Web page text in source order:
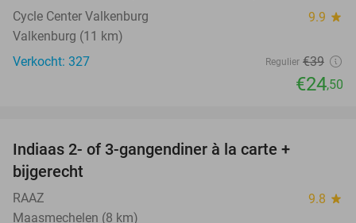
Cycle Center Valkenburg 9.9 star
Valkenburg (11 km)
Verkocht: 327
Regulier €39
€24,50
Indiaas 2- of 3-gangendiner à la carte +
bijgerecht
RAAZ 9.8 star
Maasmechelen (8 km)